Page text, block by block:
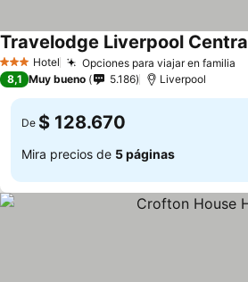
3 Estrellas
Hotel Opciones para viajar en familia
8,1 Muy bueno 5.186 Liverpool
De $ 128.670
Mira precios de 5 páginas